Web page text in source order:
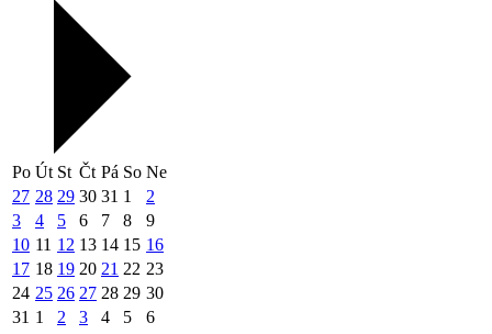
Po Út St Čt Pá So Ne
27 28 29 30 31 1
2
3
4 5 6 7 8
9
10 11 12 13 14 15 16
17 18 19 20 21 22 23
24 25 26 27 28 29 30
31 1 2 3 4 5 6